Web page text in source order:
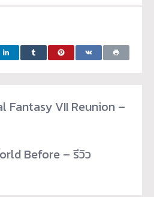
Fantasy VII Reunion –
Before – รีวิว